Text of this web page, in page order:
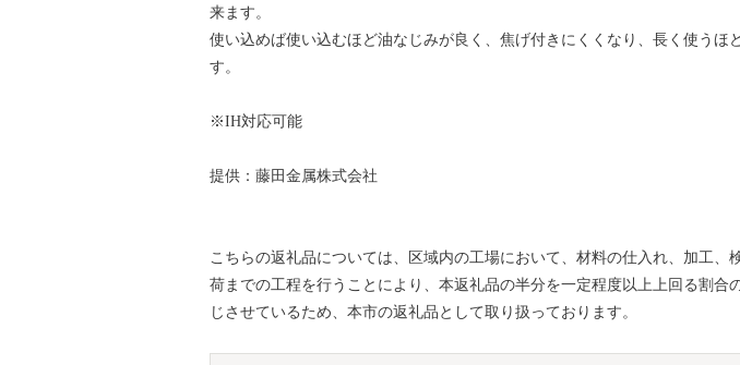
来ます。
使い込めば使い込むほど油なじみが良く、焦げ付きにくくなり、長く使うほ
す。
※IH対応可能
提供：藤田金属株式会社
こちらの返礼品については、区域内の工場において、材料の仕入れ、加工、
荷までの工程を行うことにより、本返礼品の半分を一定程度以上上回る割合
じさせているため、本市の返礼品として取り扱っております。